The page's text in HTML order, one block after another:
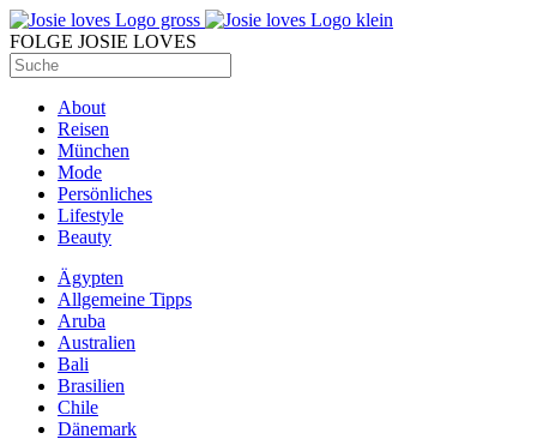
FOLGE JOSIE LOVES
About
Reisen
München
Mode
Persönliches
Lifestyle
Beauty
Ägypten
Allgemeine Tipps
Aruba
Australien
Bali
Brasilien
Chile
Dänemark